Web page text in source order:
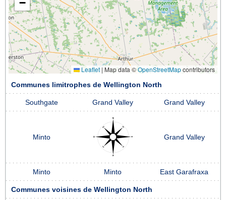
−
Leaflet | Map data ©OpenStreetMapcontributors
Communes limitrophes de Wellington North
Southgate Grand Valley Grand Valley
Minto Grand Valley
Minto Minto East Garafraxa
Communes voisines de Wellington North